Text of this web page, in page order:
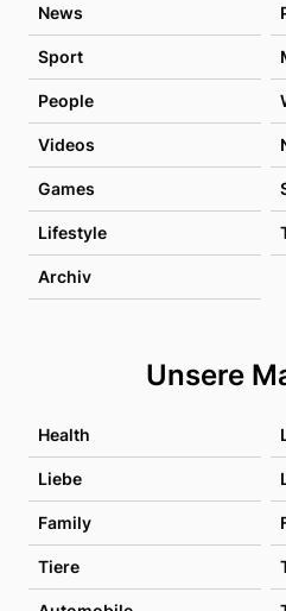
News
Sport
People
Videos
Games
Lifestyle
Archiv
Unsere
Health
Liebe
Family
Tiere